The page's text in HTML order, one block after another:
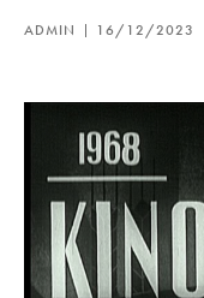
ADMIN 16/12/2023